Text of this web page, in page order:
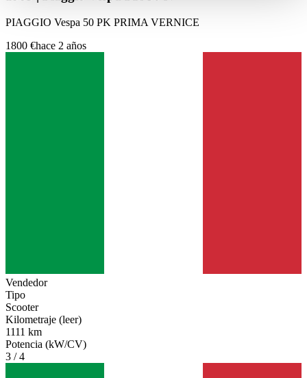
haben oder die sie im Rahmen Ihrer Nutzung der Dienste
gesammelt haben.Datenschutzerklärung
PIAGGIO Vespa 50 PK PRIMA VERNICE
1800 €hace 2 años
Vendedor
Tipo
Scooter
Kilometraje (leer)
1111 km
Potencia (kW/CV)
3 / 4